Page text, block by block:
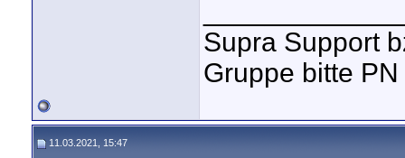
Supra Support
Gruppe bitte
11.03.2021, 15:47